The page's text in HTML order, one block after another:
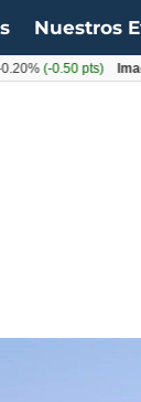
Nuestros
(-0.50 pts) Imacec: